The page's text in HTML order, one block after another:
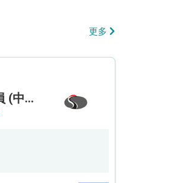
更多
保安員/高級保安員 (中環半山住宅 - 9/12小時)